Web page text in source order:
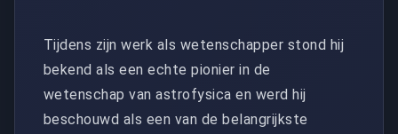
Tijdens zijn werk als wetenschapper stond hij
bekend als een echte pionier in de
wetenschap van astrofysica en werd hij
beschouwd als een van de belangrijkste